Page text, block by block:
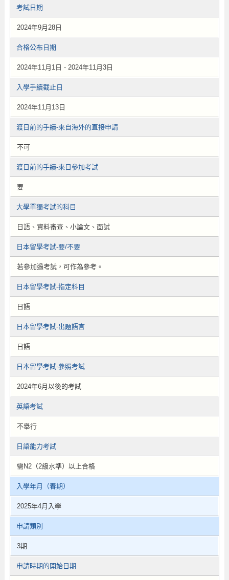
考試日期
2024年9月28日
合格公布日期
2024年11月1日 - 2024年11月3日
入學手續截止日
2024年11月13日
渡日前的手續-來自海外的直接申請
不可
渡日前的手續-來日參加考試
要
大學單獨考試的科目
日語、資料審查、小論文、面試
日本留學考試-要/不要
若參加過考試，可作為參考。
日本留學考試-指定科目
日語
日本留學考試-出題語言
日語
日本留學考試-參照考試
2024年6月以後的考試
英語考試
不舉行
日語能力考試
需N2（2級水準）以上合格
入學年月（春期）
2025年4月入學
申請類別
3期
申請時期的開始日期